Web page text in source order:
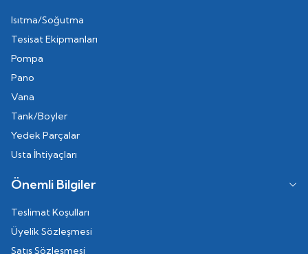
Isıtma/Soğutma
Tesisat Ekipmanları
Pompa
Pano
Vana
Tank/Boyler
Yedek Parçalar
Usta İhtiyaçları
Önemli Bilgiler
Teslimat Koşulları
Üyelik Sözleşmesi
Satış Sözleşmesi